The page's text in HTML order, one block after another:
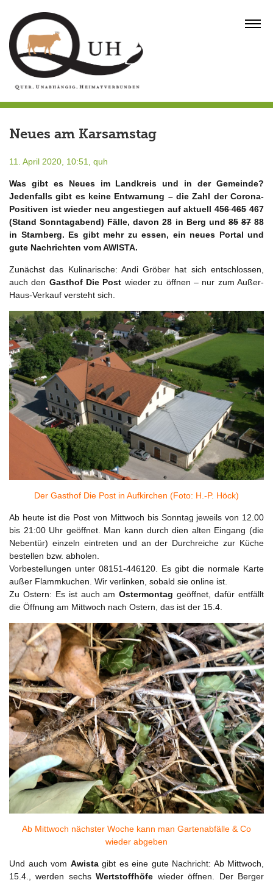
content
Neues am Karsamstag
11. April 2020, 10:51, quh
Was gibt es Neues im Landkreis und in der Gemeinde?
Jedenfalls gibt es keine Entwarnung – die Zahl der Corona-
Positiven ist wieder neu angestiegen auf aktuell456 465467
(Stand Sonntagabend) Fälle, davon 28 in Berg und85 8788
in Starnberg. Es gibt mehr zu essen, ein neues Portal und
gute Nachrichten vom AWISTA.
Zunächst das Kulinarische: Andi Gröber hat sich entschlossen,
auch den Gasthof Die Post wieder zu öffnen – nur zum Außer-
Haus-Verkauf versteht sich.
Der Gasthof Die Post in Aufkirchen (Foto: H.-P. Höck)
Ab heute ist die Post von Mittwoch bis Sonntag jeweils von 12.00
bis 21:00 Uhr geöffnet. Man kann durch dien alten Eingang (die
Nebentür) einzeln eintreten und an der Durchreiche zur Küche
bestellen bzw. abholen.
Vorbestellungen unter 08151-446120. Es gibt die normale Karte
außer Flammkuchen. Wir verlinken, sobald sie online ist.
Zu Ostern: Es ist auch amOstermontag geöffnet, dafür entfällt
die Öffnung am Mittwoch nach Ostern, das ist der 15.4.
Ab Mittwoch nächster Woche kann man Gartenabfälle & Co
wieder abgeben
Und auch vom Awistagibt es eine gute Nachricht: Ab Mittwoch,
15.4., werden sechsWertstoffhöfe wieder öffnen. Der Berger